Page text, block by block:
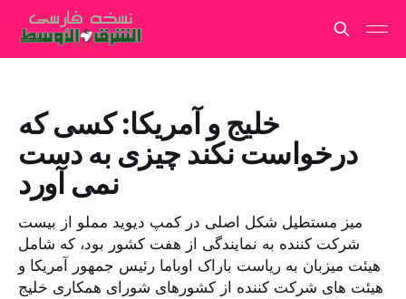
خلیج و آمریکا: کسی که
درخواست نکند چیزی به دست
نمی آورد
میز مستطیل شکل اصلی در کمپ دیوید مملو از بیست
شرکت کننده به نمایندگی از هفت کشور بود، که شامل
هیئت میزبان به ریاست باراک اوباما رئیس جمهور آمریکا و
هیئت های شرکت کننده از کشورهای شورای همکاری خلیج